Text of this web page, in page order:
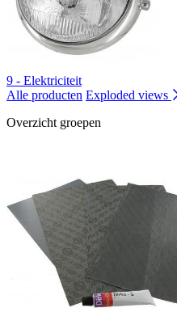
9 - Elektriciteit
Alle producten Exploded views
Overzicht groepen